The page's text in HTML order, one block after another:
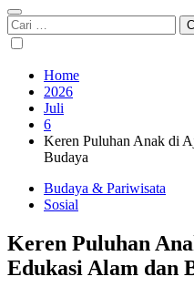
Cari
untuk:
Home
2026
Juli
6
Keren Puluhan Anak di
Budaya
Budaya & Pariwisata
Sosial
Keren Puluhan
Edukasi Alam dan